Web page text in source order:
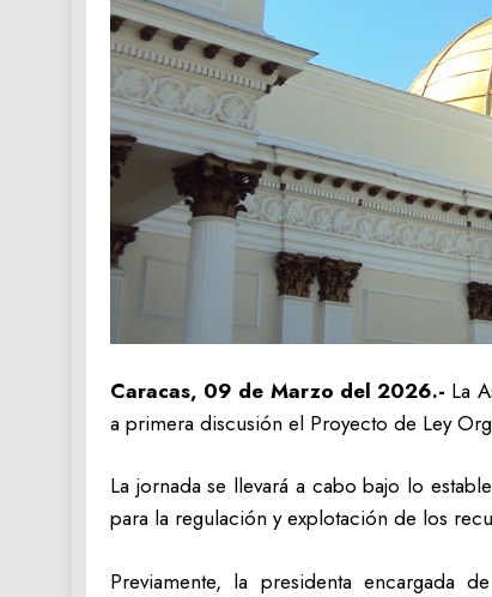
Caracas, 09 de Marzo del 2026.- La
a primera discusión el Proyecto de Ley
La jornada se llevará a cabo bajo lo
para la regulación y explotación de los
Previamente, la presidenta encargada